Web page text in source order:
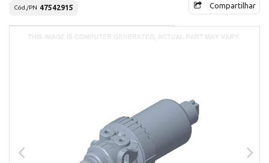
Cód./PN 47542915 Compartilhar